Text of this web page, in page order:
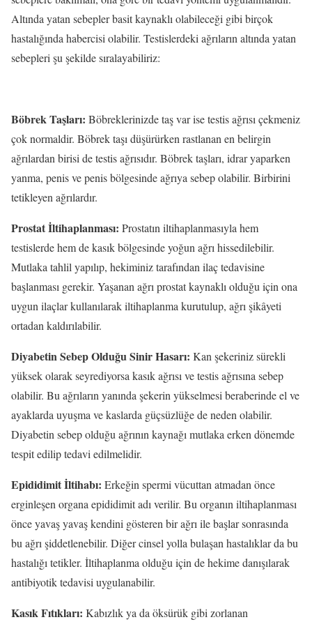
Altında yatan sebepler basit kaynaklı olabileceği gibi birçok
hastalığında habercisi olabilir. Testislerdeki ağrıların altında yatan
sebepleri şu şekilde sıralayabiliriz:
Böbrek Taşları: Böbreklerinizde taş var ise testis ağrısı çekmeniz
çok normaldir. Böbrek taşı düşürürken rastlanan en belirgin
ağrılardan birisi de testis ağrısıdır. Böbrek taşları, idrar yaparken
yanma, penis ve penis bölgesinde ağrıya sebep olabilir. Birbirini
tetikleyen ağrılardır.
Prostat İltihaplanması: Prostatın iltihaplanmasıyla hem
testislerde hem de kasık bölgesinde yoğun ağrı hissedilebilir.
Mutlaka tahlil yapılıp, hekiminiz tarafından ilaç tedavisine
başlanması gerekir. Yaşanan ağrı prostat kaynaklı olduğu için ona
uygun ilaçlar kullanılarak iltihaplanma kurutulup, ağrı şikâyeti
ortadan kaldırılabilir.
Diyabetin Sebep Olduğu Sinir Hasarı: Kan şekeriniz sürekli
yüksek olarak seyrediyorsa kasık ağrısı ve testis ağrısına sebep
olabilir. Bu ağrıların yanında şekerin yükselmesi beraberinde el ve
ayaklarda uyuşma ve kaslarda güçsüzlüğe de neden olabilir.
Diyabetin sebep olduğu ağrının kaynağı mutlaka erken dönemde
tespit edilip tedavi edilmelidir.
Epididimit İltihabı: Erkeğin spermi vücuttan atmadan önce
erginleşen organa epididimit adı verilir. Bu organın iltihaplanması
önce yavaş yavaş kendini gösteren bir ağrı ile başlar sonrasında
bu ağrı şiddetlenebilir. Diğer cinsel yolla bulaşan hastalıklar da bu
hastalığı tetikler. İltihaplanma olduğu için de hekime danışılarak
antibiyotik tedavisi uygulanabilir.
Kasık Fıtıkları: Kabızlık ya da öksürük gibi zorlanan